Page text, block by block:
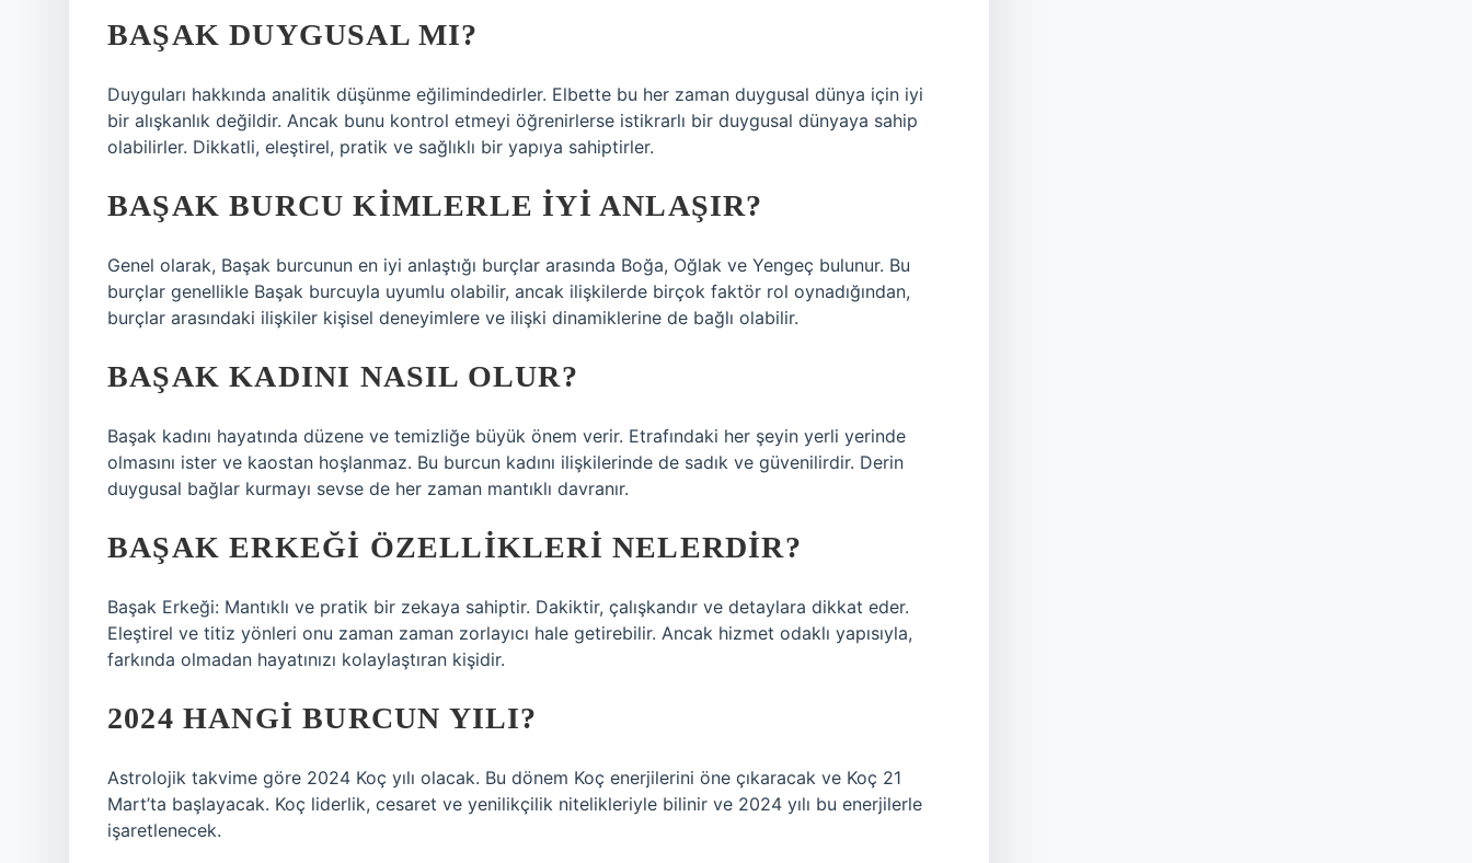
BAŞAK DUYGUSAL MI?
Duyguları hakkında analitik düşünme eğilimindedirler. Elbette bu her zaman duygusal dünya için iyi
bir alışkanlık değildir. Ancak bunu kontrol etmeyi öğrenirlerse istikrarlı bir duygusal dünyaya sahip
olabilirler. Dikkatli, eleştirel, pratik ve sağlıklı bir yapıya sahiptirler.
BAŞAK BURCU KIMLERLE IYI ANLAŞIR?
Genel olarak, Başak burcunun en iyi anlaştığı burçlar arasında Boğa, Oğlak ve Yengeç bulunur. Bu
burçlar genellikle Başak burcuyla uyumlu olabilir, ancak ilişkilerde birçok faktör rol oynadığından,
burçlar arasındaki ilişkiler kişisel deneyimlere ve ilişki dinamiklerine de bağlı olabilir.
BAŞAK KADINI NASIL OLUR?
Başak kadını hayatında düzene ve temizliğe büyük önem verir. Etrafındaki her şeyin yerli yerinde
olmasını ister ve kaostan hoşlanmaz. Bu burcun kadını ilişkilerinde de sadık ve güvenilirdir. Derin
duygusal bağlar kurmayı sevse de her zaman mantıklı davranır.
BAŞAK ERKEĞI ÖZELLIKLERI NELERDIR?
Başak Erkeği: Mantıklı ve pratik bir zekaya sahiptir. Dakiktir, çalışkandır ve detaylara dikkat eder.
Eleştirel ve titiz yönleri onu zaman zaman zorlayıcı hale getirebilir. Ancak hizmet odaklı yapısıyla,
farkında olmadan hayatınızı kolaylaştıran kişidir.
2024 HANGI BURCUN YILI?
Astrolojik takvime göre 2024 Koç yılı olacak. Bu dönem Koç enerjilerini öne çıkaracak ve Koç 21
Mart’ta başlayacak. Koç liderlik, cesaret ve yenilikçilik nitelikleriyle bilinir ve 2024 yılı bu enerjilerle
işaretlenecek.